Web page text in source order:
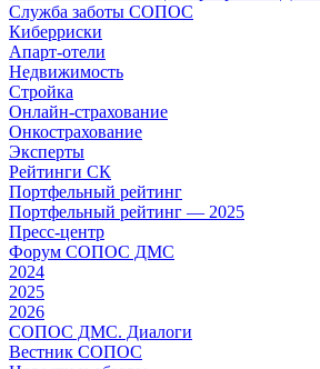
Служба заботы СОПОС
Киберриски
Апарт-отели
Недвижимость
Стройка
Онлайн-страхование
Онкострахование
Эксперты
Рейтинги СК
Портфельный рейтинг
Портфельный рейтинг — 2025
Пресс-центр
Форум СОПОС ДМС
2024
2025
2026
СОПОС ДМС. Диалоги
Вестник СОПОС